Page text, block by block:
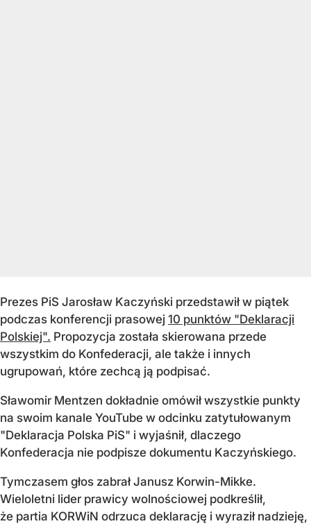
Prezes PiS Jarosław Kaczyński przedstawił w piątek
podczas konferencji prasowej 10 punktów "Deklaracji
Polskiej". Propozycja została skierowana przede
wszystkim do Konfederacji, ale także i innych
ugrupowań, które zechcą ją podpisać.
Sławomir Mentzen dokładnie omówił wszystkie punkty
na swoim kanale YouTube w odcinku zatytułowanym
"Deklaracja Polska PiS" i wyjaśnił, dlaczego
Konfederacja nie podpisze dokumentu Kaczyńskiego.
Tymczasem głos zabrał Janusz Korwin-Mikke.
Wieloletni lider prawicy wolnościowej podkreślił,
że partia KORWiN odrzuca deklarację i wyraził nadzieję,